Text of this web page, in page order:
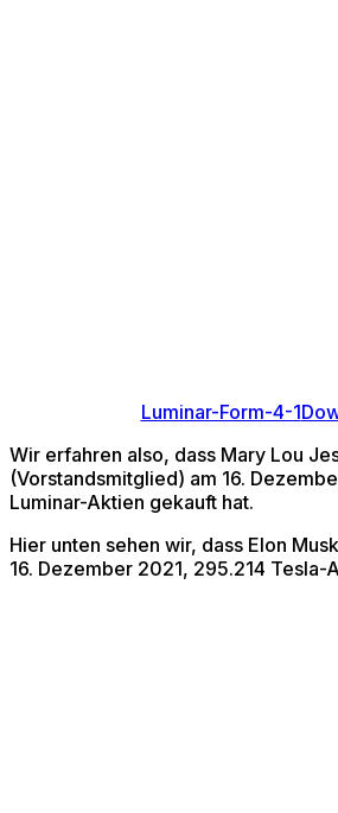
Luminar-Form-4-1
Wir erfahren also, dass Mary Lou
(Vorstandsmitglied) am 16.
Luminar-Aktien gekauft hat.
Hier unten sehen wir, dass Elon
16. Dezember 2021, 295.214 Tesla-